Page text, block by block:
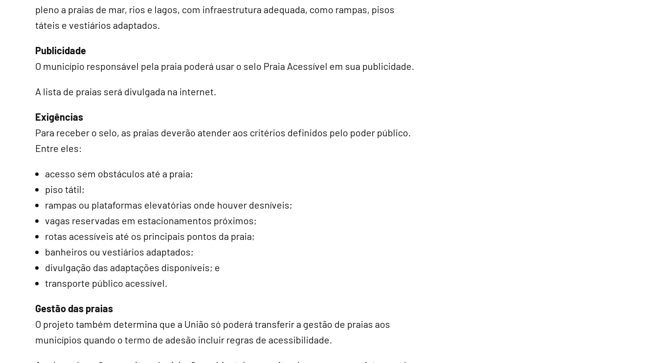
pleno a praias de mar, rios e lagos, com infraestrutura adequada, como rampas, pisos
táteis e vestiários adaptados.
Publicidade
O município responsável pela praia poderá usar o selo Praia Acessível em sua publicidade.
A lista de praias será divulgada na internet.
Exigências
Para receber o selo, as praias deverão atender aos critérios definidos pelo poder público.
Entre eles:
acesso sem obstáculos até a praia;
piso tátil;
rampas ou plataformas elevatórias onde houver desníveis;
vagas reservadas em estacionamentos próximos;
rotas acessíveis até os principais pontos da praia;
banheiros ou vestiários adaptados;
divulgação das adaptações disponíveis; e
transporte público acessível.
Gestão das praias
O projeto também determina que a União só poderá transferir a gestão de praias aos
municípios quando o termo de adesão incluir regras de acessibilidade.